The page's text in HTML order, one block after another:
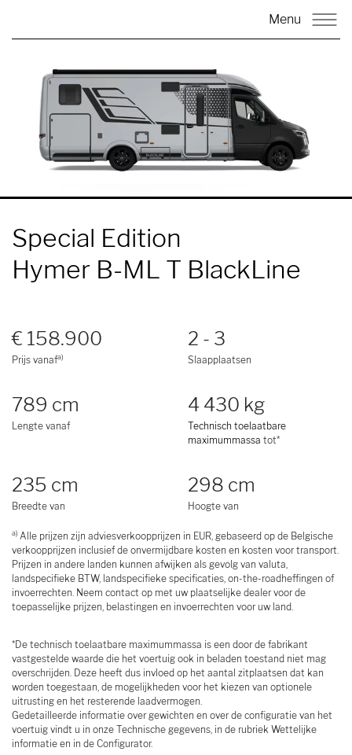
Menu
Special Edition
Hymer B-ML T BlackLine
€ 158.900
Prijs vanafa)
2 - 3
Slaapplaatsen
789 cm
Lengte vanaf
4 430 kg
Technisch toelaatbare
maximummassa tot*
235 cm
Breedte van
298 cm
Hoogte van
a) Alle prijzen zijn adviesverkoopprijzen in EUR, gebaseerd op de Belgische
verkoopprijzen inclusief de onvermijdbare kosten en kosten voor transport.
Prijzen in andere landen kunnen afwijken als gevolg van valuta,
landspecifieke BTW, landspecifieke specificaties, on-the-roadheffingen of
invoerrechten. Neem contact op met uw plaatselijke dealer voor de
toepasselijke prijzen, belastingen en invoerrechten voor uw land.
*De technisch toelaatbare maximummassa is een door de fabrikant
vastgestelde waarde die het voertuig ook in beladen toestand niet mag
overschrijden. Deze heeft dus invloed op het aantal zitplaatsen dat kan
worden toegestaan, de mogelijkheden voor het kiezen van optionele
uitrusting en het resterende laadvermogen.
Gedetailleerde informatie over gewichten en over de configuratie van het
voertuig vindt u in onze Technische gegevens, in de rubriek Wettelijke
informatie en in de Configurator.